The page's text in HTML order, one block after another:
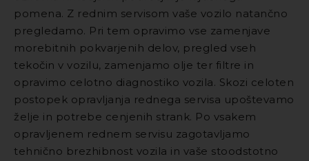
pomena. Z rednim servisom vaše vozilo natančno
pregledamo. Pri tem opravimo vse zamenjave
morebitnih pokvarjenih delov, pregled vseh
tekočin v vozilu, zamenjamo olje ter filtre in
opravimo celotno diagnostiko vozila. Skozi celoten
postopek opravljanja rednega servisa upoštevamo
želje in potrebe cenjenih strank. Po vsakem
opravljenem rednem servisu zagotavljamo
tehnično brezhibnost vozila in vaše stoodstotno